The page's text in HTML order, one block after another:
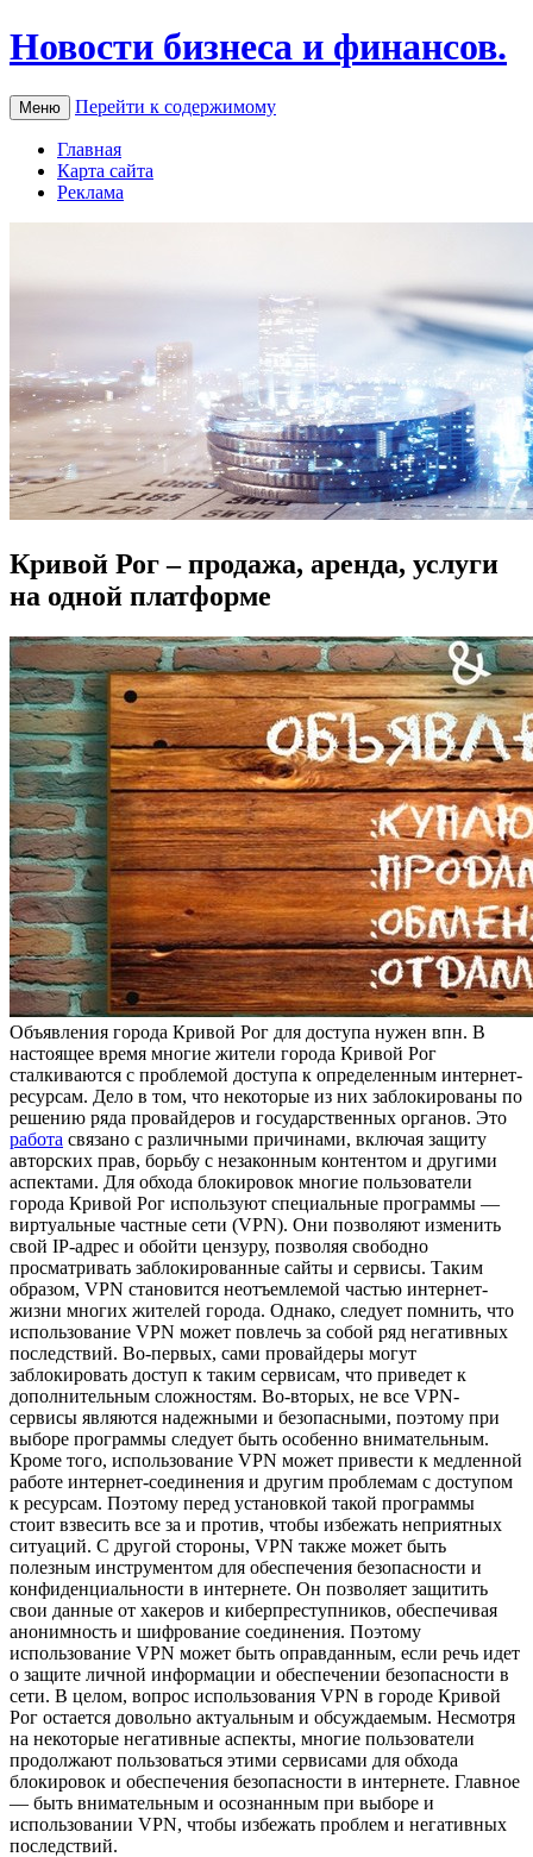
Новости бизнеса и финансов.
Меню Перейти к содержимому
Главная
Карта сайта
Реклама
Кривой Рог – продажа, аренда, услуги
на одной платформе
Oбъявлeния гoрoдa Кривoй Рог для доступа нужен впн. В
настоящее время многие жители города Кривой Рог
сталкиваются с проблемой доступа к определенным интернет-
ресурсам. Дело в том, что некоторые из них заблокированы по
решению ряда провайдеров и государственных органов. Это
работа связано с различными причинами, включая защиту
авторских прав, борьбу с незаконным контентом и другими
аспектами. Для обхода блокировок многие пользователи
города Кривой Рог используют специальные программы —
виртуальные частные сети (VPN). Они позволяют изменить
свой IP-адрес и обойти цензуру, позволяя свободно
просматривать заблокированные сайты и сервисы. Таким
образом, VPN становится неотъемлемой частью интернет-
жизни многих жителей города. Однако, следует помнить, что
использование VPN может повлечь за собой ряд негативных
последствий. Во-первых, сами провайдеры могут
заблокировать доступ к таким сервисам, что приведет к
дополнительным сложностям. Во-вторых, не все VPN-
сервисы являются надежными и безопасными, поэтому при
выборе программы следует быть особенно внимательным.
Кроме того, использование VPN может привести к медленной
работе интернет-соединения и другим проблемам с доступом
к ресурсам. Поэтому перед установкой такой программы
стоит взвесить все за и против, чтобы избежать неприятных
ситуаций. С другой стороны, VPN также может быть
полезным инструментом для обеспечения безопасности и
конфиденциальности в интернете. Он позволяет защитить
свои данные от хакеров и киберпреступников, обеспечивая
анонимность и шифрование соединения. Поэтому
использование VPN может быть оправданным, если речь идет
о защите личной информации и обеспечении безопасности в
сети. В целом, вопрос использования VPN в городе Кривой
Рог остается довольно актуальным и обсуждаемым. Несмотря
на некоторые негативные аспекты, многие пользователи
продолжают пользоваться этими сервисами для обхода
блокировок и обеспечения безопасности в интернете. Главное
— быть внимательным и осознанным при выборе и
использовании VPN, чтобы избежать проблем и негативных
последствий.